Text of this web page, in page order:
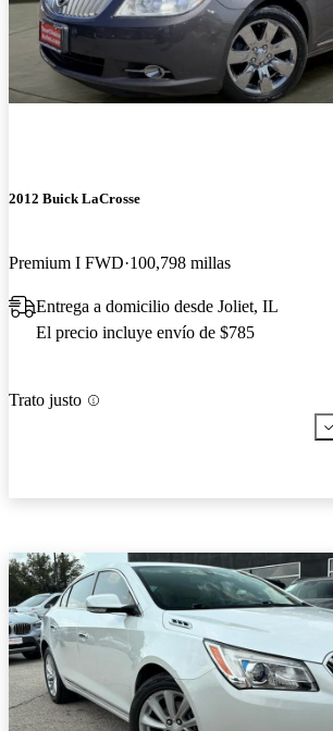
2012 Buick LaCrosse
Premium I FWD 100,798 millas
Entrega a domicilio desde Joliet, IL
El precio incluye envío de $785
Trato justo